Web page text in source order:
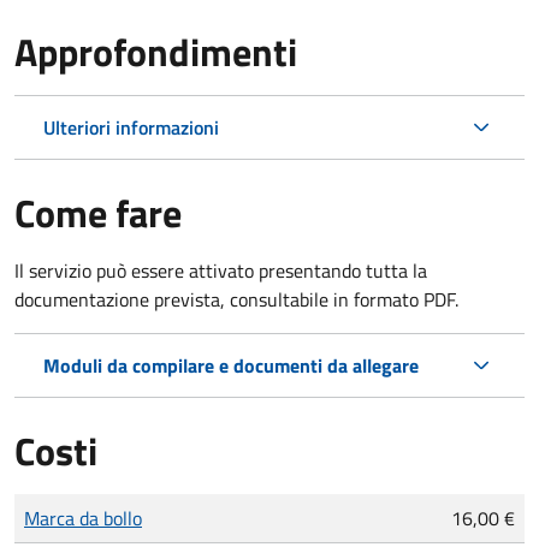
Approfondimenti
Ulteriori informazioni
Come fare
Il servizio può essere attivato presentando tutta la
documentazione prevista, consultabile in formato PDF.
Moduli da compilare e documenti da allegare
Costi
Tipo di pagamento
Importo
Marca da bollo 16,00 €